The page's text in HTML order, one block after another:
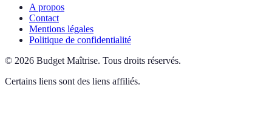
A propos
Contact
Mentions légales
Politique de confidentialité
© 2026 Budget Maîtrise. Tous droits réservés.
Certains liens sont des liens affiliés.